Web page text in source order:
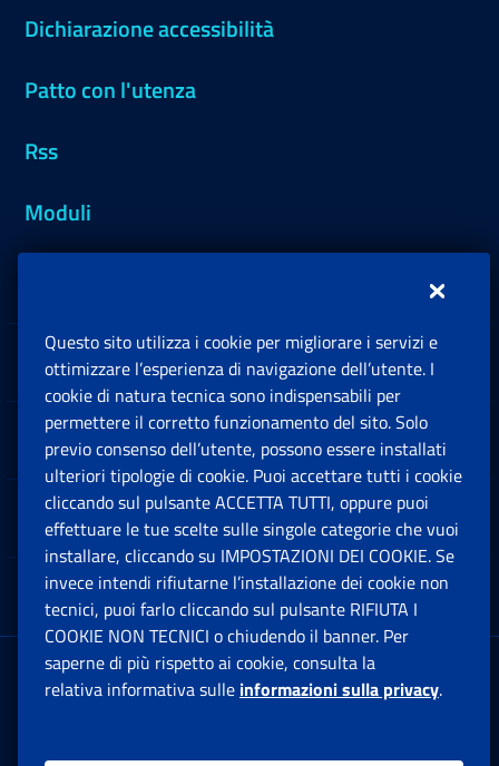
Dichiarazione accessibilità
Patto con l'utenza
Rss
Moduli
Sedi e Contatti
Software
Note Legali
App mobile
Sede Legale : Via Ciro il Grande, 21
00144 Roma
Questo sito utilizza i cookie per migliorare i servizi e
ottimizzare l’esperienza di navigazione dell’utente. I
cookie di natura tecnica sono indispensabili per
permettere il corretto funzionamento del sito. Solo
previo consenso dell’utente, possono essere installati
ulteriori tipologie di cookie. Puoi accettare tutti i cookie
cliccando sul pulsante ACCETTA TUTTI, oppure puoi
effettuare le tue scelte sulle singole categorie che vuoi
installare, cliccando su IMPOSTAZIONI DEI COOKIE. Se
invece intendi rifiutarne l’installazione dei cookie non
tecnici, puoi farlo cliccando sul pulsante RIFIUTA I
COOKIE NON TECNICI o chiudendo il banner. Per
saperne di più rispetto ai cookie, consulta la
relativa informativa sulle informazioni sulla privacy.